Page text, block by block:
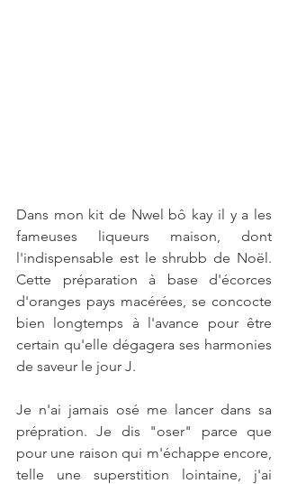
Dans mon kit de Nwel bô kay il y a les
fameuses liqueurs maison, dont
l'indispensable est le shrubb de Noël.
Cette préparation à base d'écorces
d'oranges pays macérées, se concocte
bien longtemps à l'avance pour être
certain qu'elle dégagera ses harmonies
de saveur le jour J.
Je n'ai jamais osé me lancer dans sa
prépration. Je dis "oser" parce que
pour une raison qui m'échappe encore,
telle une superstition lointaine, j'ai